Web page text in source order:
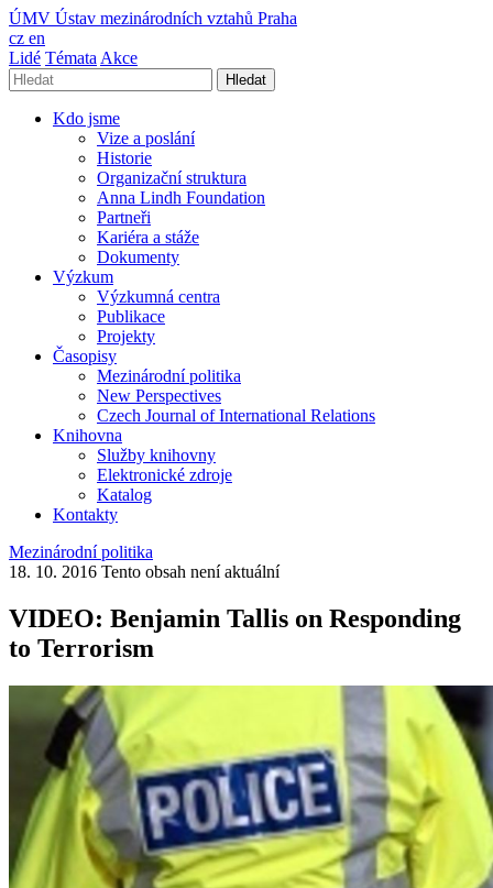
ÚMV Ústav mezinárodních vztahů Praha
cz en
Lidé Témata Akce
Hledat
Kdo jsme
Vize a poslání
Historie
Organizační struktura
Anna Lindh Foundation
Partneři
Kariéra a stáže
Dokumenty
Výzkum
Výzkumná centra
Publikace
Projekty
Časopisy
Mezinárodní politika
New Perspectives
Czech Journal of International Relations
Knihovna
Služby knihovny
Elektronické zdroje
Katalog
Kontakty
Mezinárodní politika
18. 10. 2016 Tento obsah není aktuální
VIDEO: Benjamin Tallis on Responding
to Terrorism